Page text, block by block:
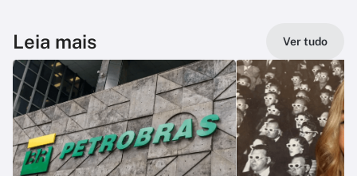
Leia mais Ver tudo